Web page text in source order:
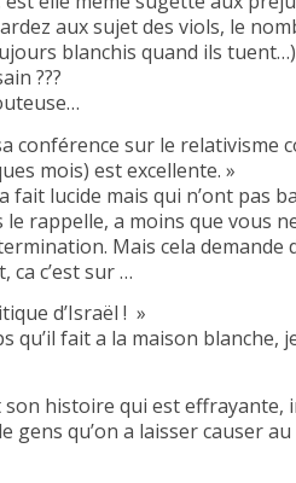
aux sujet des viols, le
blanchis quand ils
???
conférence sur le relativisme
mois) est excellente. »
lucide mais qui n’ont pas
rappelle, a moins que vous
Mais cela demande
c’est sur …
d’Israël ! »
qu’il fait a la maison blanche,
son histoire qui est effrayante,
qu’on a laisser causer